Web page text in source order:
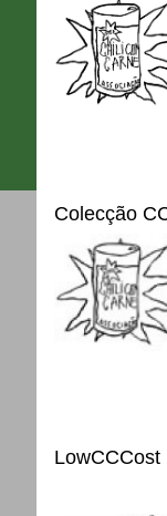
Colecção
LowCCCost